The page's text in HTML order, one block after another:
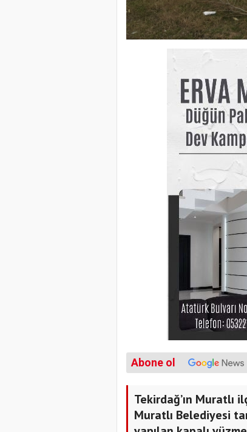
Abone ol
Tekirdağ’ın Muratlı
Muratlı Belediyesi